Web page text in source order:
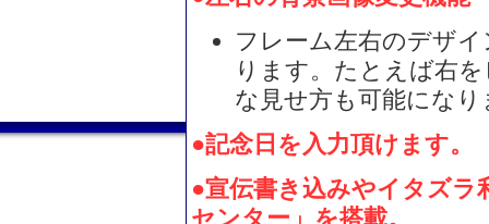
フレーム左右のデザ
ります。たとえば右
な見せ方も可能になり
●記念日を入力頂けます。
●宣伝書き込みやイタズ
センター」を搭載。